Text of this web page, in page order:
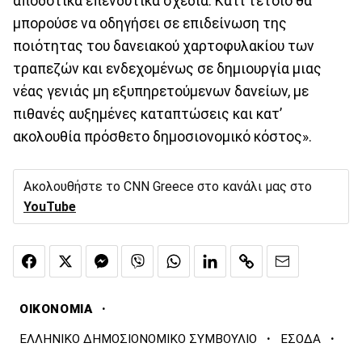
μπορούσε να οδηγήσει σε επιδείνωση της
ποιότητας του δανειακού χαρτοφυλακίου των
τραπεζών και ενδεχομένως σε δημιουργία μιας
νέας γενιάς μη εξυπηρετούμενων δανείων, με
πιθανές αυξημένες καταπτώσεις και κατ’
ακολουθία πρόσθετο δημοσιονομικό κόστος».
Ακολουθήστε το CNN Greece στο κανάλι μας στο
YouTube
ΟΙΚΟΝΟΜΙΑ ·
ΕΛΛΗΝΙΚΟ ΔΗΜΟΣΙΟΝΟΜΙΚΟ ΣΥΜΒΟΥΛΙΟ · ΕΣΟΔΑ ·